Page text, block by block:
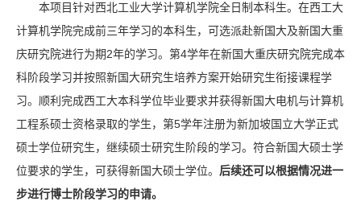
本项目针对西北工业大学计算机学院全日制本科生。在西工大
计算机学院完成前三年学习的本科生，可选派赴新国大及新国大重
庆研究院进行为期2年的学习。第4学年在新国大重庆研究院完成本
科阶段学习并按照新国大研究生培养方案开始研究生衔接课程学
习。顺利完成西工大本科学位毕业要求并获得新国大电机与计算机
工程系硕士资格录取的学生，第5学年注册为新加坡国立大学正式
硕士学位研究生，继续硕士研究生阶段的学习。符合新国大硕士学
位要求的学生，可获得新国大硕士学位。 后续还可以根据情况进一
步进行博士阶段学习的申请。